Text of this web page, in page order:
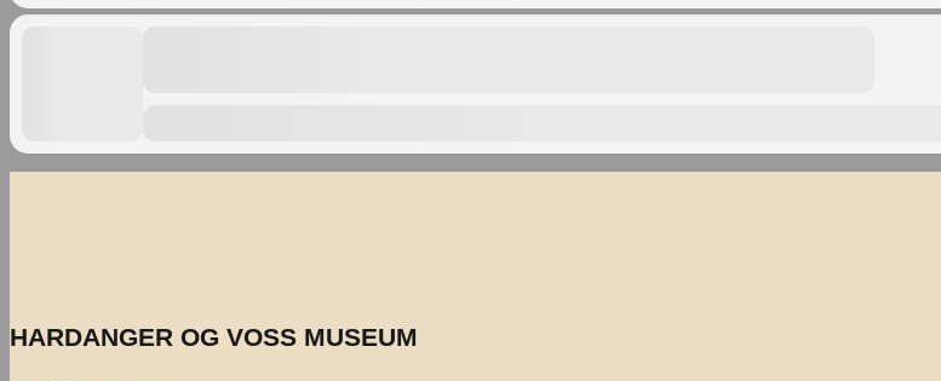
HARDANGER OG VOSS MUSEUM